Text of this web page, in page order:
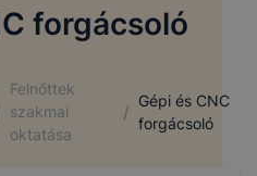
forgácsoló
Felnőttek
szakmai
oktatása
/
Gépi és CNC
forgácsoló